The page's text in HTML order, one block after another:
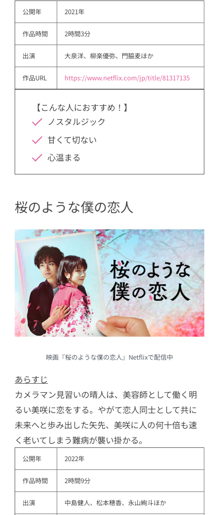
公開年 2021年
作品時間 2時間3分
出演 大泉洋、柳楽優弥、門脇麦ほか
作品URL https://www.netflix.com/jp/title/81317135
【こんな人におすすめ！】
ノスタルジック
甘くて切ない
心温まる
桜のような僕の恋人
映画『桜のような僕の恋人』Netflixで配信中
あらすじ
カメラマン見習いの晴人は、美容師として働く明
るい美咲に恋をする。やがて恋人同士として共に
未来へと歩み出した矢先、美咲に人の何十倍も速
く老いてしまう難病が襲い掛かる。
公開年 2022年
作品時間 2時間9分
出演 中島健人、松本穂香、永山絢斗ほか